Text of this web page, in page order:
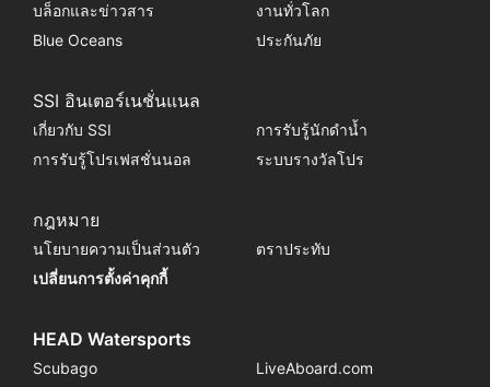
บล็อกและข่าวสาร
งานทั่วโลก
Blue Oceans
ประกันภัย
SSI อินเตอร์เนชั่นแนล
เกี่ยวกับ SSI
การรับรู้นักดำน้ำ
การรับรู้โปรเฟสชั่นนอล
ระบบรางวัลโปร
กฎหมาย
นโยบายความเป็นส่วนตัว
ตราประทับ
เปลี่ยนการตั้งค่าคุกกี้
HEAD Watersports
Scubago
LiveAboard.com